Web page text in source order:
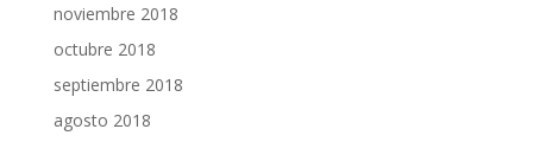
noviembre 2018
octubre 2018
septiembre 2018
agosto 2018